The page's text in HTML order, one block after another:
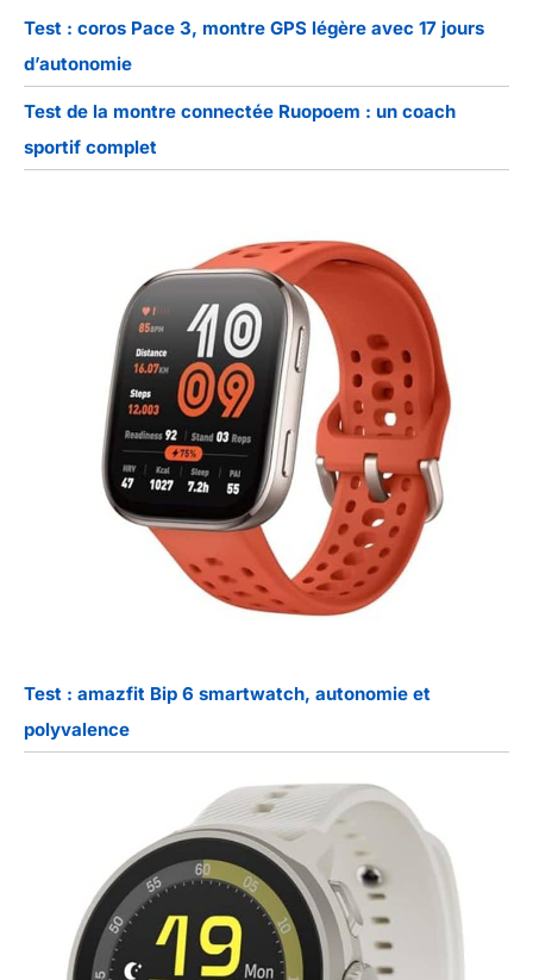
Test : coros Pace 3, montre GPS légère avec 17 jours
d’autonomie
Test de la montre connectée Ruopoem : un coach
sportif complet
Test : amazfit Bip 6 smartwatch, autonomie et
polyvalence